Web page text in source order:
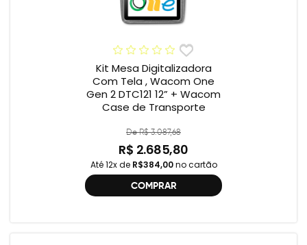
Kit Mesa Digitalizadora
Com Tela , Wacom One
Gen 2 DTC121 12” + Wacom
Case de Transporte
De R$ 3.087,68
R$ 2.685,80
Até 12x de R$384,00no cartão
COMPRAR